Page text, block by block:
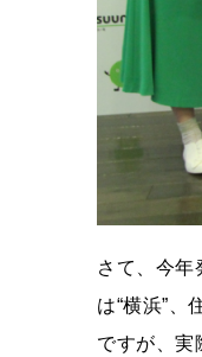
さて、今年
は“横浜”
ですが、実